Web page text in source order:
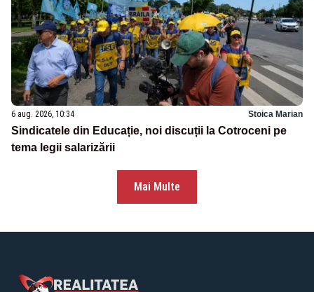
6 aug. 2026, 10:34 Stoica Marian
Sindicatele din Educație, noi discuții la Cotroceni pe
tema legii salarizării
Mai Multe